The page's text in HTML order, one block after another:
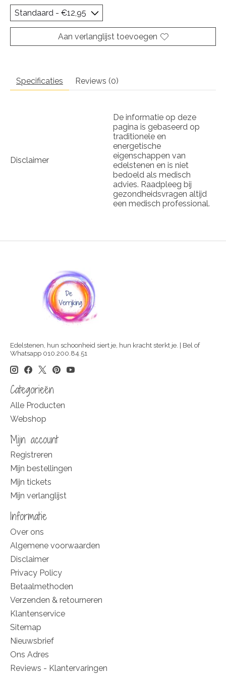
Aan verlanglijst toevoegen
Specificaties Reviews (0)
Disclaimer
De informatie op deze
pagina is gebaseerd op
traditionele en
energetische
eigenschappen van
edelstenen en is niet
bedoeld als medisch
advies. Raadpleeg bij
gezondheidsvragen altijd
een medisch professional.
Edelstenen, hun schoonheid siert je, hun kracht sterkt je. | Bel of
Whatsapp 010.200.84.51
Categorieën
Alle Producten
Webshop
Mijn account
Registreren
Mijn bestellingen
Mijn tickets
Mijn verlanglijst
Informatie
Over ons
Algemene voorwaarden
Disclaimer
Privacy Policy
Betaalmethoden
Verzenden & retourneren
Klantenservice
Sitemap
Nieuwsbrief
Ons Adres
Reviews - Klantervaringen